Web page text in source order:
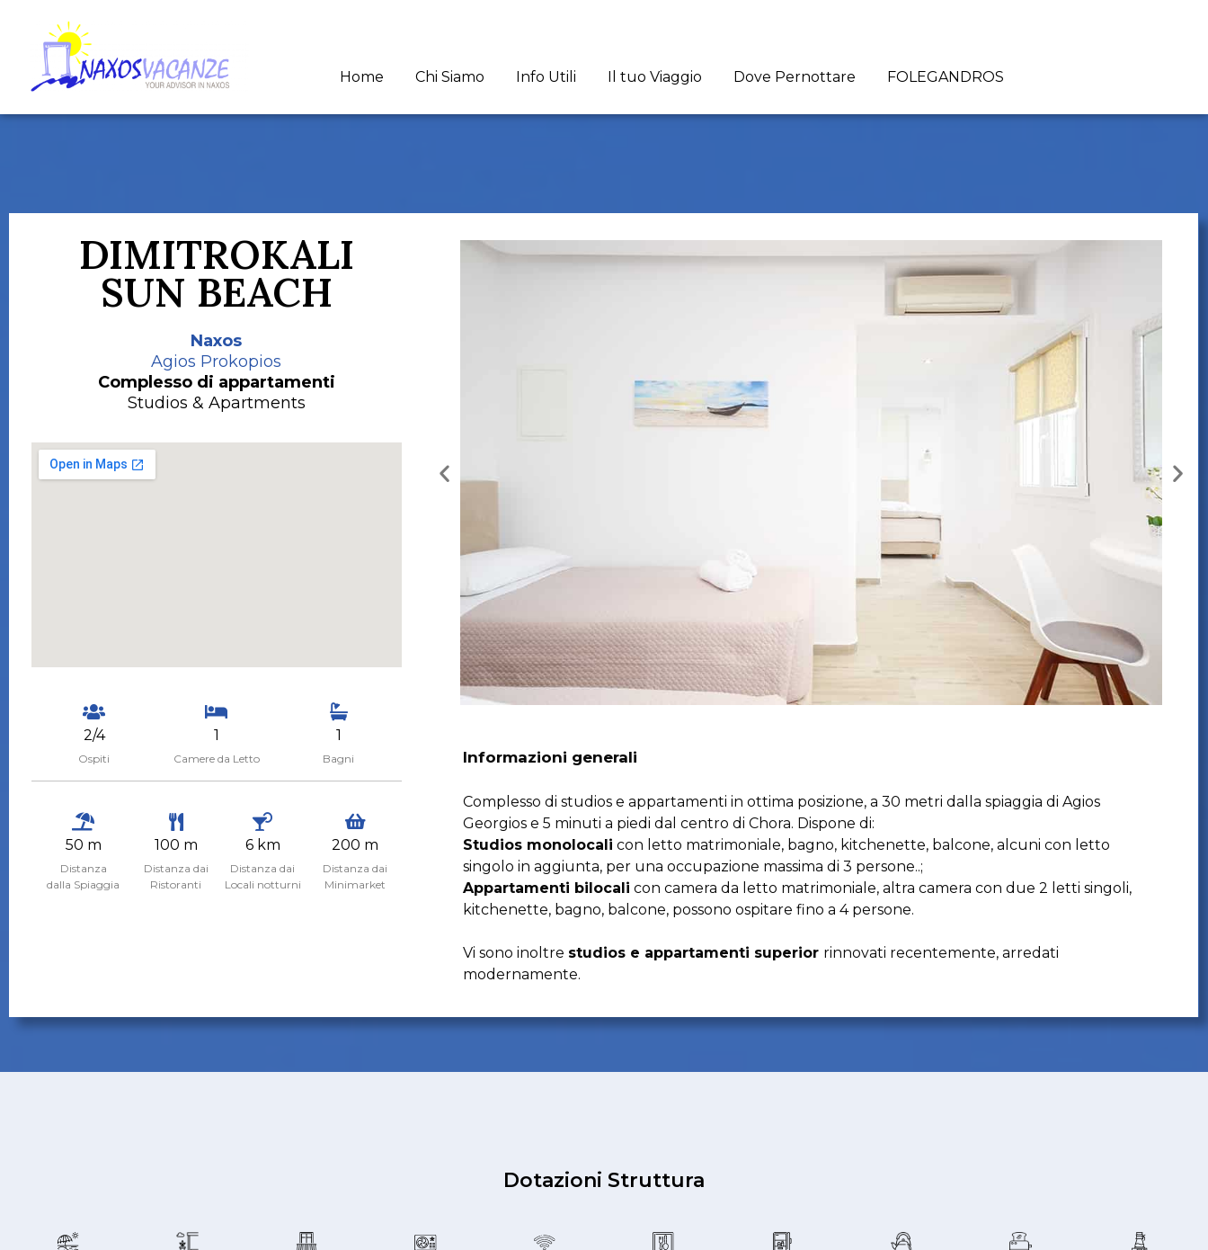
Home Chi Siamo Info Utili Il tuo Viaggio Dove Pernottare FOLEGANDROS
DIMITROKALI
SUN BEACH
Naxos
Agios Prokopios
Complesso di appartamenti
Studios & Apartments
2/4
Ospiti
1
Camere da Letto
1
Bagni
50 m
Distanza
dalla Spiaggia
100 m
Distanza dai
Ristoranti
6 km
Distanza dai
Locali notturni
200 m
Distanza dai
Minimarket
Informazioni generali
Complesso di studios e appartamenti in ottima posizione, a 30 metri dalla spiaggia di Agios
Georgios e 5 minuti a piedi dal centro di Chora. Dispone di:
Studios monolocali con letto matrimoniale, bagno, kitchenette, balcone, alcuni con letto
singolo in aggiunta, per una occupazione massima di 3 persone..;
Appartamenti bilocali con camera da letto matrimoniale, altra camera con due 2 letti singoli,
kitchenette, bagno, balcone, possono ospitare fino a 4 persone.
Vi sono inoltre studios e appartamenti superior rinnovati recentemente, arredati
modernamente.
Dotazioni Struttura